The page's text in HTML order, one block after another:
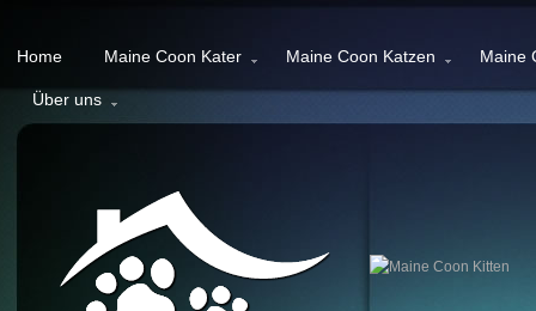
Home Maine Coon Kater Maine Coon Katzen Maine
Über uns